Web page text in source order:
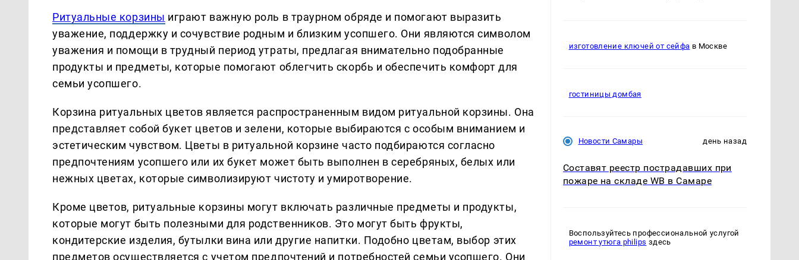
Ритуальные корзины играют важную роль в траурном обряде и помогают выразить
уважение, поддержку и сочувствие родным и близким усопшего. Они являются символом
уважения и помощи в трудный период утраты, предлагая внимательно подобранные
продукты и предметы, которые помогают облегчить скорбь и обеспечить комфорт для
семьи усопшего.
Корзина ритуальных цветов является распространенным видом ритуальной корзины. Она
представляет собой букет цветов и зелени, которые выбираются с особым вниманием и
эстетическим чувством. Цветы в ритуальной корзине часто подбираются согласно
предпочтениям усопшего или их букет может быть выполнен в серебряных, белых или
нежных цветах, которые символизируют чистоту и умиротворение.
Кроме цветов, ритуальные корзины могут включать различные предметы и продукты,
которые могут быть полезными для родственников. Это могут быть фрукты,
кондитерские изделия, бутылки вина или другие напитки. Подобно цветам, выбор этих
предметов осуществляется с учетом предпочтений и потребностей семьи усопшего. Они
изготовление ключей от сейфа в Москве
гостиницы домбая
Новости Самары день назад
Составят реестр пострадавших при
пожаре на складе WB в Самаре
Воспользуйтесь профессиональной услугой
ремонт утюга philips здесь